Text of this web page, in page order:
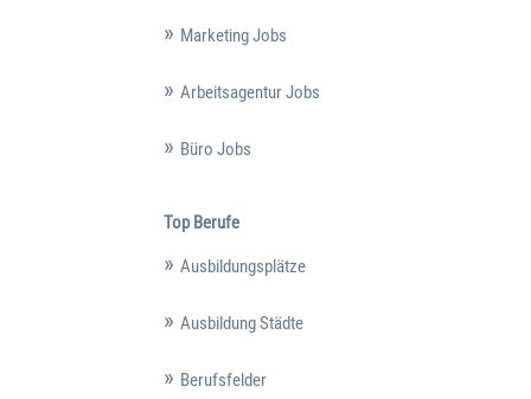
Marketing Jobs
Arbeitsagentur Jobs
Büro Jobs
Top Berufe
Ausbildungsplätze
Ausbildung Städte
Berufsfelder